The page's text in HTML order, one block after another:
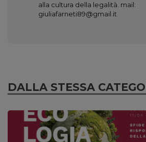
alla cultura della legalità. mail:
giuliafarneti89@gmail.it
DALLA STESSA